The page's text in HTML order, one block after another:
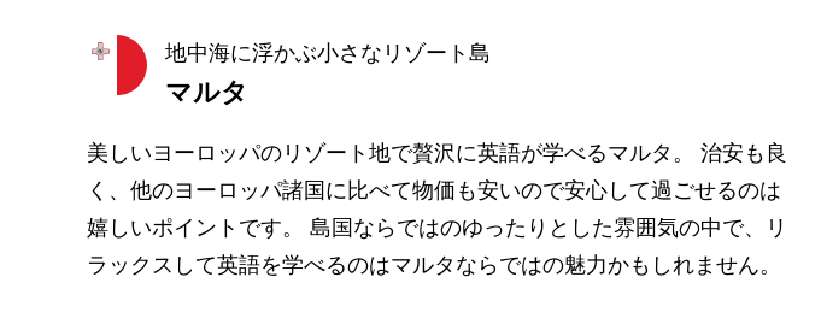
地中海に浮かぶ小さなリゾート島
マルタ
美しいヨーロッパのリゾート地で贅沢に英語が学べるマルタ。 治安も良
く、他のヨーロッパ諸国に比べて物価も安いので安心して過ごせるのは
嬉しいポイントです。 島国ならではのゆったりとした雰囲気の中で、リ
ラックスして英語を学べるのはマルタならではの魅力かもしれません。